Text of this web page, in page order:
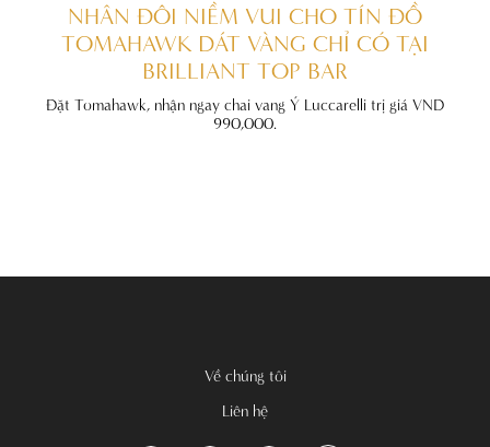
NHÂN ĐÔI NIỀM VUI CHO TÍN ĐỒ
TOMAHAWK DÁT VÀNG CHỈ CÓ TẠI
BRILLIANT TOP BAR
Đặt Tomahawk, nhận ngay chai vang Ý Luccarelli trị giá VND
990,000.
Về chúng tôi
Liên hệ